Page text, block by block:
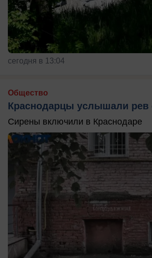
сегодня в 13:04
Общество
Краснодарцы услышали рев
Сирены включили в Краснодаре